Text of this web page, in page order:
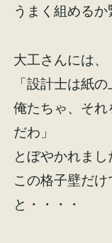
うまく組める
大工さんには、
「設計士は紙
俺たちゃ、そ
だわ」
とぼやかれまし
この格子壁だ
と・・・・